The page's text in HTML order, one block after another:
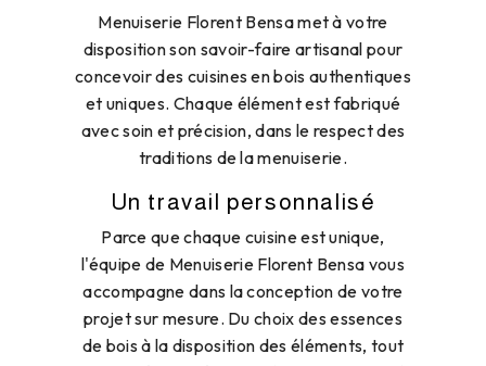
Menuiserie Florent Bensa met à votre
disposition son savoir-faire artisanal pour
concevoir des cuisines en bois authentiques
et uniques. Chaque élément est fabriqué
avec soin et précision, dans le respect des
traditions de la menuiserie.
Un travail personnalisé
Parce que chaque cuisine est unique,
l'équipe de Menuiserie Florent Bensa vous
accompagne dans la conception de votre
projet sur mesure. Du choix des essences
de bois à la disposition des éléments, tout